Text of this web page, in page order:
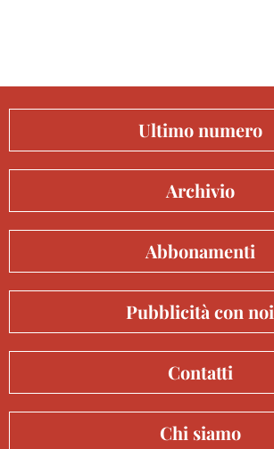
Ultimo numero
Archivio
Abbonamenti
Pubblicità con noi
Contatti
Chi siamo